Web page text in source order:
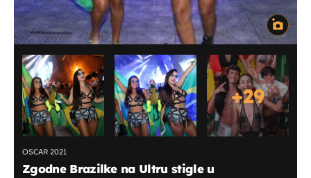
+29
OSCAR 2021
Zgodne Brazilke na Ultru stigle u